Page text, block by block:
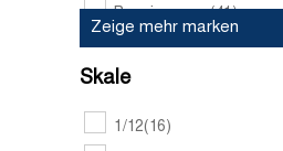
Renaissance(41)
Scalelab 24(7)
Scalemotorsport
Zeige mehr marken
Skale
1/12(16)